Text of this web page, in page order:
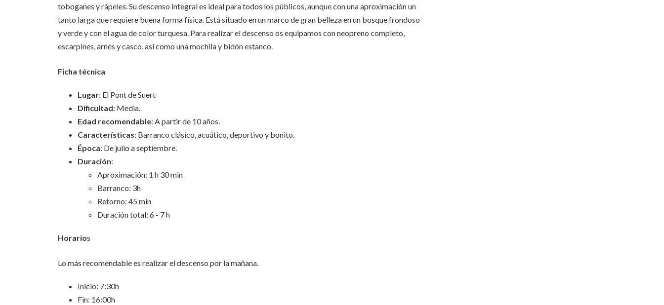
toboganes y rápeles. Su descenso integral es ideal para todos los públicos, aunque con una aproximación un
tanto larga que requiere buena forma física. Está situado en un marco de gran belleza en un bosque frondoso
y verde y con el agua de color turquesa. Para realizar el descenso os equipamos con neopreno completo,
escarpines, arnés y casco, así como una mochila y bidón estanco.
Ficha técnica
Lugar: El Pont de Suert
Dificultad: Media.
Edad recomendable: A partir de 10 años.
Características: Barranco clásico, acuático, deportivo y bonito.
Época: De julio a septiembre.
Duración:
Aproximación: 1 h 30 min
Barranco: 3h
Retorno: 45 min
Duración total: 6 - 7 h
Horarios
Lo más recomendable es realizar el descenso por la mañana.
Inicio: 7:30h
Fin: 16:00h